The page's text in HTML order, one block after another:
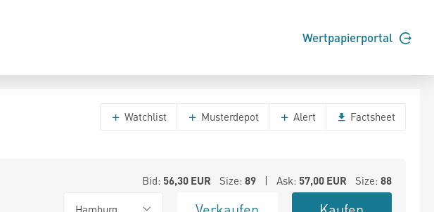
Wertpapierportal
Watchlist Musterdepot Alert Factsheet
Bid: 56,30EUR Size: 89| Ask: 57,00EUR Size: 88
Hamburg